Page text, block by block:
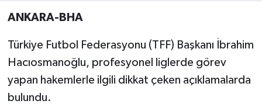
ANKARA-BHA
Türkiye Futbol Federasyonu (TFF) Başkanı İbrahim
Hacıosmanoğlu, profesyonel liglerde görev
yapan hakemlerle ilgili dikkat çeken açıklamalarda
bulundu.